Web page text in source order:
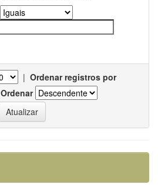
| Ordenar registros por
Ordenar